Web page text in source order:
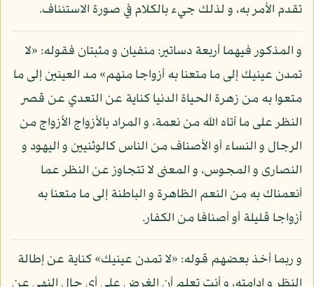
تقدم الأمر به، و لذلك جيء بالكلام في صورة الاستئناف.
و المذكور فيهما أربعة دساتير: منفيان و مثبتان فقوله: «لا
تمدن عينيك إلى ما متعنا به أزواجا منهم» مد العينين إلى ما
متعوا به من زهرة الحياة الدنيا كناية عن التعدي عن قصر
النظر على ما آتاه الله من نعمة، و المراد بالأزواج الأزواج من
الرجال و النساء أو الأصناف من الناس كالوثنيين و اليهود و
النصارى و المجوس، و المعنى لا تتجاوز عن النظر عما
أنعمناك به من النعم الظاهرة و الباطنة إلى ما متعنا به
أزواجا قليلة أو أصنافا من الكفار.
و ربما أخذ بعضهم قوله: «لا تمدن عينيك» كناية عن إطالة